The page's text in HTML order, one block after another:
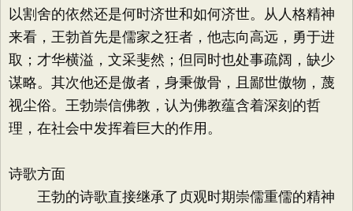
以割舍的依然还是何时济世和如何济世。从人格精神
来看，王勃首先是儒家之狂者，他志向高远，勇于进
取；才华横溢，文采斐然；但同时也处事疏阔，缺少
谋略。其次他还是傲者，身秉傲骨，且鄙世傲物，蔑
视尘俗。王勃崇信佛教，认为佛教蕴含着深刻的哲
理，在社会中发挥着巨大的作用。
诗歌方面
王勃的诗歌直接继承了贞观时期崇儒重儒的精神